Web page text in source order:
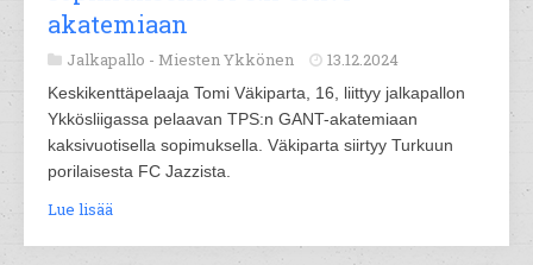
akatemiaan
Jalkapallo - Miesten Ykkönen 13.12.2024
Keskikenttäpelaaja Tomi Väkiparta, 16, liittyy jalkapallon
Ykkösliigassa pelaavan TPS:n GANT-akatemiaan
kaksivuotisella sopimuksella. Väkiparta siirtyy Turkuun
porilaisesta FC Jazzista.
Lue lisää